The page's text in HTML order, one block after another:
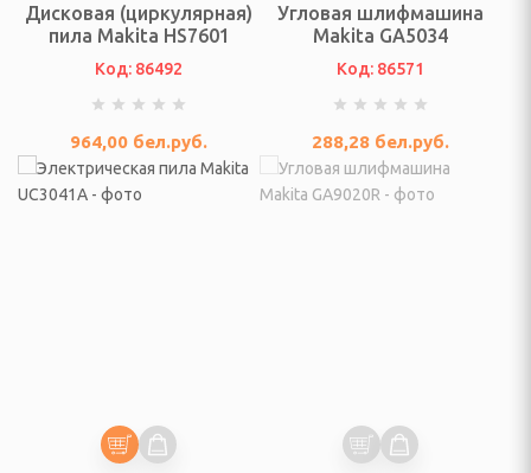
электрические
плиты,
Дисковая (циркулярная)
пила Makita HS7601
Код: 86492
964,00 бел.руб.
Угловая шлифмашина
Makita GA5034
Код: 86571
288,28 бел.руб.